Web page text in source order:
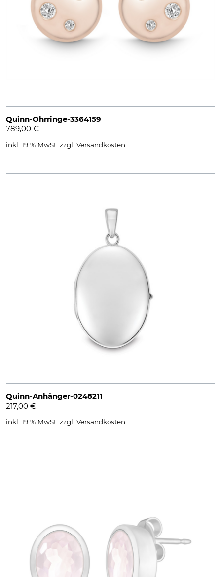
Quinn-Ohrringe-3364159
789,00 €
inkl. 19 % MwSt. zzgl. Versandkosten
Quinn-Anhänger-0248211
217,00 €
inkl. 19 % MwSt. zzgl. Versandkosten